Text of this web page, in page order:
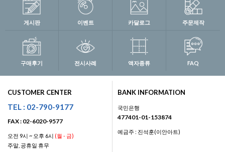
게시판 이벤트 카달로그 주문제작
구매후기 전시사례 액자종류 FAQ
CUSTOMER CENTER
TEL : 02-790-9177
FAX : 02-6020-9577
오전 9시 ~ 오후 6시 (월 - 금)
주말, 공휴일 휴무
BANK INFORMATION
국민은행
477401-01-153874
예금주 : 진석훈(이안아트)